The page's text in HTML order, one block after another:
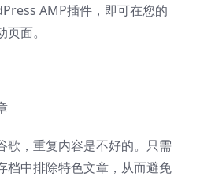
AMP插件，即可在您的
面。
歌，重复内容是不好的。只需
档中排除特色文章，从而避免